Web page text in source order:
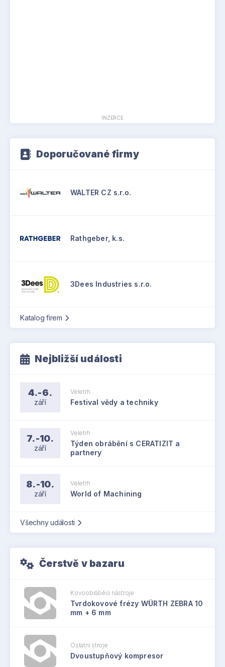
INZERCE
Doporučované firmy
WALTER CZ s.r.o.
Rathgeber, k.s.
3Dees Industries s.r.o.
Katalog firem
Nejbližší události
4.-6.
září
Veletrh
Festival vědy a techniky
7.-10.
září
Veletrh
Týden obrábění s CERATIZIT a
partnery
8.-10.
září
Veletrh
World of Machining
Všechny události
Čerstvě v bazaru
Kovoobráběcí nástroje
Tvrdokovové frézy WÜRTH ZEBRA 10
mm + 6 mm
Ostatní stroje
Dvoustupňový kompresor